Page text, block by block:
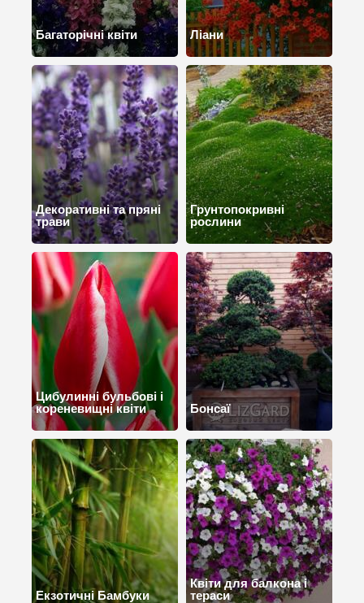
Багаторічні квіти Ліани
Декоративні та пряні
трави
Грунтопокривні
рослини
Цибулинні бульбові і
кореневищні квіти
Бонсаї
Екзотичні Бамбуки
Квіти для балкона і
тераси